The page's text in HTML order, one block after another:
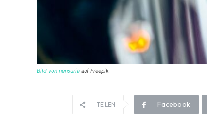
Bild von nensuria auf Freepik
TEILEN Facebook